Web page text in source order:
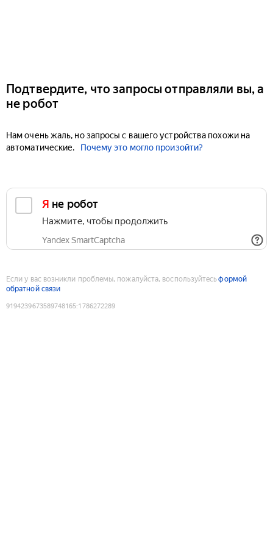
Подтвердите, что запросы отправляли вы, а
не робот
Нам очень жаль, но запросы с вашего устройства похожи на
автоматические.
Почему это могло произойти?
Я не робот
Нажмите, чтобы продолжить
Yandex SmartCaptcha
Если у вас возникли проблемы, пожалуйста, воспользуйтесьформой
обратной связи
9194239673589748165:1786272289